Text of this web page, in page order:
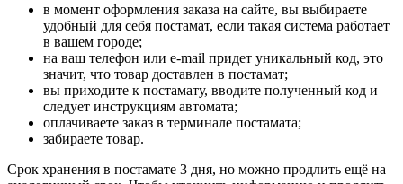
в момент оформления заказа на сайте, вы выбираете
удобный для себя постамат, если такая система работает
в вашем городе;
на ваш телефон или e-mail придет уникальный код, это
значит, что товар доставлен в постамат;
вы приходите к постамату, вводите полученный код и
следует инструкциям автомата;
оплачиваете заказ в терминале постамата;
забираете товар.
Срок хранения в постамате 3 дня, но можно продлить ещё на